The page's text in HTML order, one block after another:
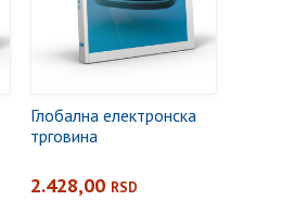
Глобална електронска
трговина
2.428,00 RSD